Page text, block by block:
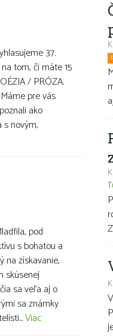
37.
tom, či máte 15
/ PRÓZA.
pre vás
ako
s novým,
pod
s bohatou a
na získavanie,
skúsenej
sa veľa aj o
sa známky
Viac